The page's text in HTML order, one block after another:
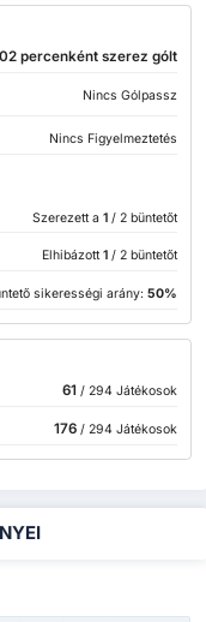
percenként szerez gólt
Nincs Gólpassz
Nincs Figyelmeztetés
Szerezett a 1 / 2 büntetőt
Elhibázott 1 / 2 büntetőt
sikerességi arány: 50%
61 / 294 Játékosok
176/ 294 Játékosok